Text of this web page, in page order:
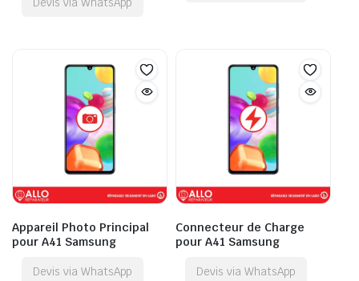
Appareil Photo Principal
pour A41 Samsung
Devis via WhatsApp
Connecteur de Charge
pour A41 Samsung
Devis via WhatsApp